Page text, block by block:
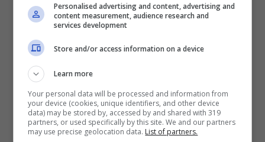
Personalised advertising and content, advertising and
content measurement, audience research and
services development
Store and/or access information on a device
Learn more
Your personal data will be processed and information from
your device (cookies, unique identifiers, and other device
data) may be stored by, accessed by and shared with 319
partners, or used specifically by this site. We and our partners
may use precise geolocation data. List of partners.